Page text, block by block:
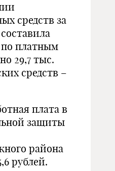
средств за
по платным
29,7 тыс.
средств –
плата в
защиты
района
рублей.